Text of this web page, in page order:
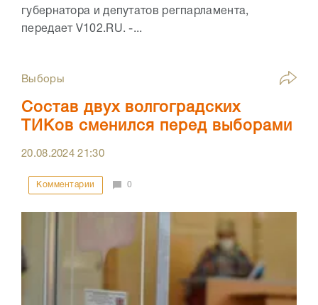
губернатора и депутатов регпарламента,
передает V102.RU. -...
Выборы
Состав двух волгоградских
ТИКов сменился перед выборами
20.08.202421:30
Комментарии 0